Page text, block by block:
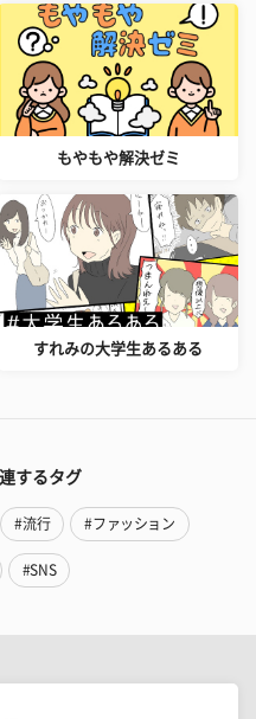
もやもや解決ゼミ
すれみの大学生あるある
するタグ
#流行 #ファッション
#SNS